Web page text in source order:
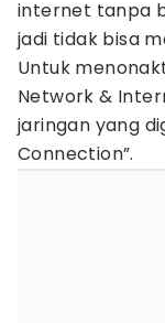
internet tanpa
jadi tidak bisa
Untuk
Network &
jaringan yang
Connection”.